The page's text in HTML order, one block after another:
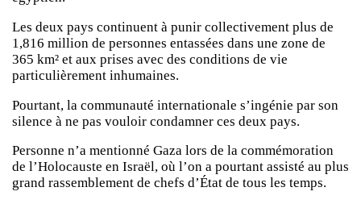
Les deux pays continuent à punir collectivement plus de
1,816 million de personnes entassées dans une zone de
365 km² et aux prises avec des conditions de vie
particulièrement inhumaines.
Pourtant, la communauté internationale s’ingénie par son
silence à ne pas vouloir condamner ces deux pays.
Personne n’a mentionné Gaza lors de la commémoration
de l’Holocauste en Israël, où l’on a pourtant assisté au plus
grand rassemblement de chefs d’État de tous les temps.